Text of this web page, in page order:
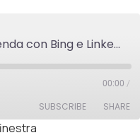
Fai crescere la tua azienda con Bing e Linkedin
00:00 /
SUBSCRIBE SHARE